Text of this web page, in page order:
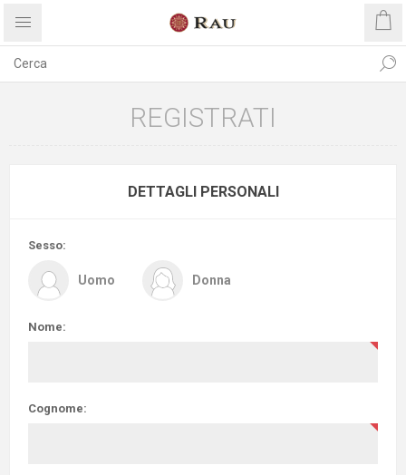
REGISTRATI
DETTAGLI PERSONALI
Sesso:
Uomo Donna
Nome:
Cognome: